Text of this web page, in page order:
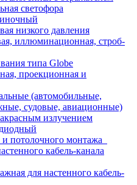
светофора
низкого давления
иллюминационная, строб-
типа Globe
проекционная и
(автомобильные,
судовые, авиационные)
излучением
потолочного монтажа
кабель-канала
для настенного кабель-